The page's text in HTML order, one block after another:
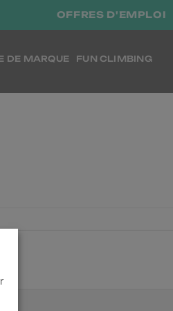
OFFRES D'EMPLOI
DE MARQUE FUN CLIMBING